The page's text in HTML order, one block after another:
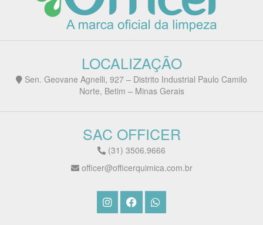
LOCALIZAÇÃO
Sen. Geovane Agnelli, 927 – Distrito Industrial Paulo Camilo
Norte, Betim – Minas Gerais
SAC OFFICER
(31) 3506.9666
officer@officerquimica.com.br